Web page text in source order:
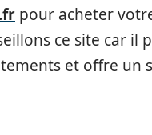
pour acheter
ce site car il
et offre un